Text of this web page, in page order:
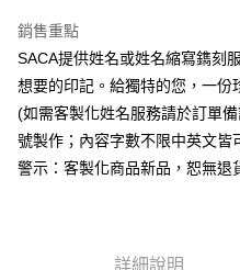
每筆NT$60，滿NT$850(含以上)
宅配
每筆NT$60，滿NT$850(含以上
銷售重點
SACA提供姓名或姓名縮寫鐫刻
想要的印記。給獨特的您，一份
(如需客製化姓名服務請於訂單
號製作；內容字數不限中英文皆
警示：客製化商品新品，恕無退
詳細說明